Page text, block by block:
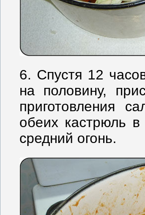
6. Спустя 12
на половину,
приготовления
обеих кастрюль
средний огонь.